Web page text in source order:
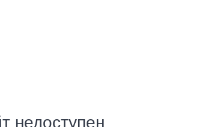
недоступен